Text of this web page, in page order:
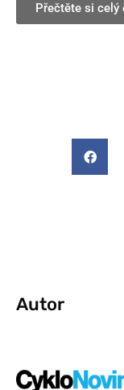
Přečtěte si celý
Autor